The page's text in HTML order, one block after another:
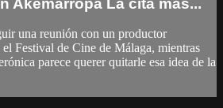
una reunión con un productor
Festival de Cine de Málaga, mientras
parece querer quitarle esa idea de la